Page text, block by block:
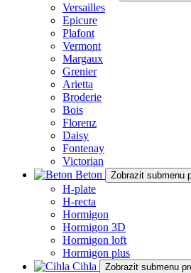
Versailles
Epicure
Plafont
Vermont
Margaux
Grenier
Arietta
Broderie
Bois
Florenz
Daisy
Fontenay
Victorian
Beton
Zobrazit submenu
H-plate
H-recta
Hormigon
Hormigon 3D
Hormigon loft
Hormigon plus
Cihla
Zobrazit submenu